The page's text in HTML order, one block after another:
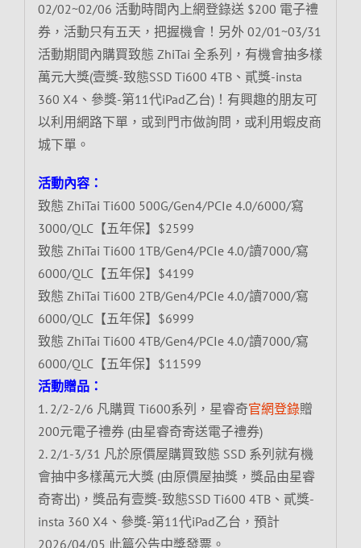
02/02~02/06 活動時間內上網登錄送 $200 電子禮
券，活動只有五天，把握機會！另外 02/01~03/31
活動期間內購買致態 ZhiTai 全系列，有機會抽多樣
萬元大獎(壹獎-致態SSD Ti600 4TB、貳獎-insta
360 X4、參獎-第11代iPad乙台)！有興趣的朋友可
以利用網路下單，或到門市做詢問，或利用蝦皮商
城下單。
活動內容：
致態 ZhiTai Ti600 500G/Gen4/PCIe 4.0/6000/寫
3000/QLC【五年保】$2599
致態 ZhiTai Ti600 1TB/Gen4/PCIe 4.0/讀7000/寫
6000/QLC【五年保】$4199
致態 ZhiTai Ti600 2TB/Gen4/PCIe 4.0/讀7000/寫
6000/QLC【五年保】$6999
致態 ZhiTai Ti600 4TB/Gen4/PCIe 4.0/讀7000/寫
6000/QLC【五年保】$11599
活動贈品：
1. 2/2-2/6 凡購買 Ti600系列，星睿奇官網登錄贈
200元電子禮券 (由星睿奇寄送電子禮券)
2. 2/1-3/31 凡於原價屋購買致態 SSD 系列就有機
會抽中多樣萬元大獎 (由原價屋抽獎，獎品由星睿
奇寄出)，獎品有壹獎-致態SSD Ti600 4TB、貳獎-
insta 360 X4、參獎-第11代iPad乙台，預計
2026/04/05 此篇公告中獎發票。